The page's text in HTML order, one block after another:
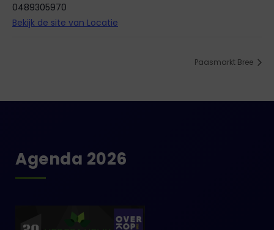
0489305970
Bekijk de site van Locatie
Paasmarkt Bree
Agenda 2026